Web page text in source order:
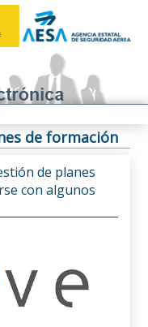
de formación
de planes
con algunos